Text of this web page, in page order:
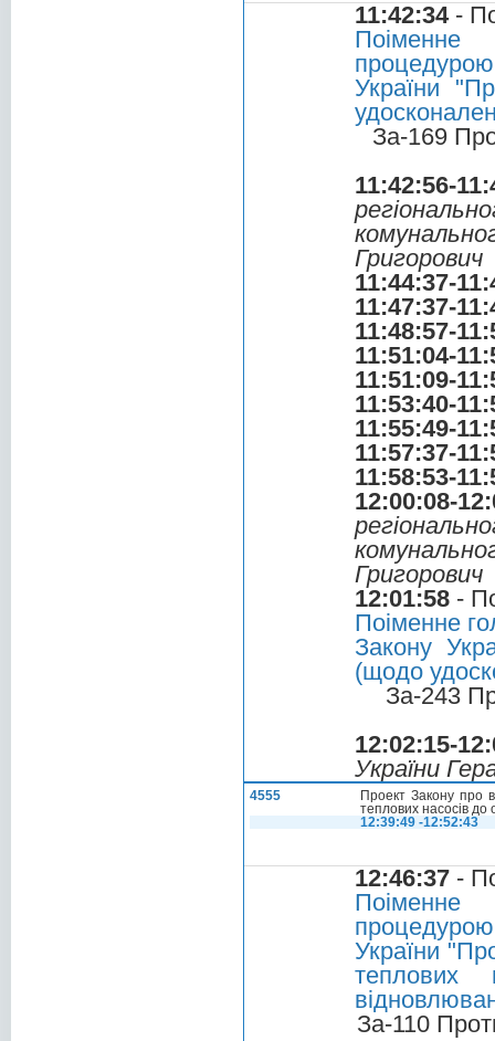
11:42:34-
Поіменне
України
За-169
11:42:56-
Григорович
11:44:37-
11:47:37-
11:48:57-
11:51:04-
11:51:09-
11:53:40-
11:55:49-
11:57:37-
11:58:53-
12:00:08-
Григорович
12:01:58 -
Поіменне
Закону
(щодо
За-243
12:02:15-
України
4555
Проект Закону про
теплових насосів до
12:39:49 -12:52:43
12:46:37 -
Поіменне
України
теплових
За-110